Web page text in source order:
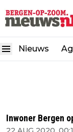
Nieuws
Inwoner Bergen